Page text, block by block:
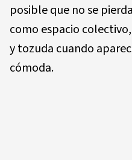
posible que no se
como espacio
y tozuda cuando
cómoda.